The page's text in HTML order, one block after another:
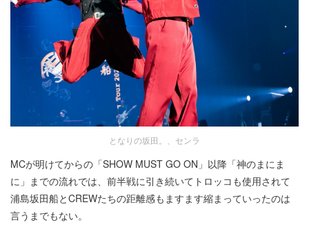
となりの坂田。、センラ
MCが明けてからの「SHOW MUST GO ON」以降「神のまにま
に」までの流れでは、前半戦に引き続いてトロッコも使用されて
浦島坂田船とCREWたちの距離感もますます縮まっていったのは
言うまでもない。